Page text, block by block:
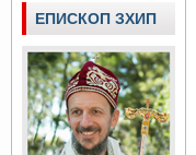
ЕПИСКОП ЗХИП